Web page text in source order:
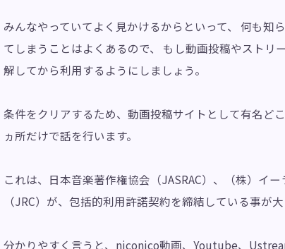
みんなやっていてよく見かけるからといって、 何も知
てしまうことはよくあるので、 もし動画投稿やスト
解してから利用するようにしましょう。
条件をクリアするため、動画投稿サイトとして有名
ヵ所だけで話を行います。
これは、日本音楽著作権協会（JASRAC）、（株）イ
（JRC）が、包括的利用許諾契約を締結している事が
分かりやすく言うと、niconico動画、Youtube、